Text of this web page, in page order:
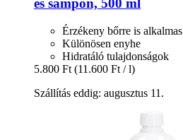
és sampon, 500 ml
Érzékeny bőrre is alkalmas
Különösen enyhe
Hidratáló tulajdonságok
5.800 Ft (11.600 Ft / l)
Szállítás eddig: augusztus 11.